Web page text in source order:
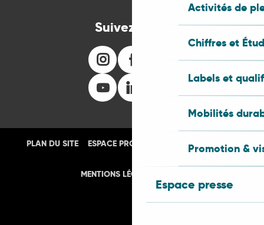
Activités de
Chiffres et
Labels et
Mobilités
Promotion &
Espace presse
Suivez-nous
PLAN DU SITE ESPACE PRO PHOTOTHÈQUE
MENTIONS LÉGALES